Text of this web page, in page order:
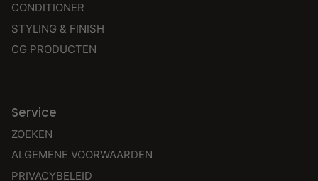
CONDITIONER
STYLING & FINISH
CG PRODUCTEN
Service
ZOEKEN
ALGEMENE VOORWAARDEN
PRIVACYBELEID